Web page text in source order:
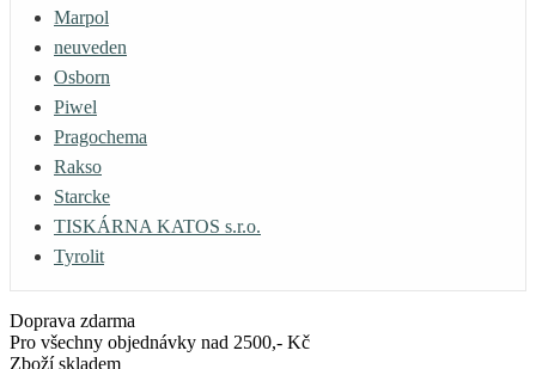
Marpol
neuveden
Osborn
Piwel
Pragochema
Rakso
Starcke
TISKÁRNA KATOS s.r.o.
Tyrolit
Doprava zdarma
Pro všechny objednávky nad 2500,- Kč
Zboží skladem